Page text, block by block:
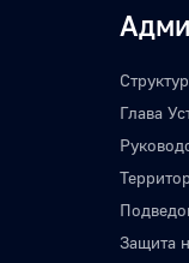
Глава
Защита